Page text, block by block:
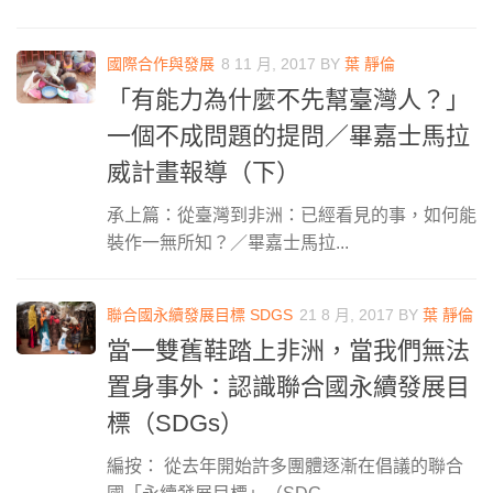
國際合作與發展 8 11 月, 2017 BY 葉 靜倫
「有能力為什麼不先幫臺灣人？」
一個不成問題的提問／畢嘉士馬拉
威計畫報導（下）
承上篇：從臺灣到非洲：已經看見的事，如何能
裝作一無所知？／畢嘉士馬拉...
聯合國永續發展目標 SDGS 21 8 月, 2017 BY 葉 靜倫
當一雙舊鞋踏上非洲，當我們無法
置身事外：認識聯合國永續發展目
標（SDGs）
編按： 從去年開始許多團體逐漸在倡議的聯合